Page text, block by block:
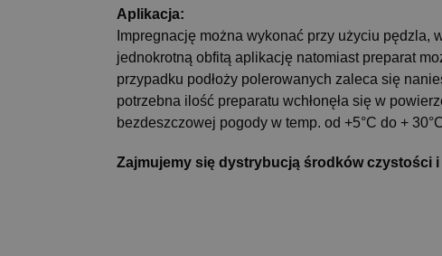
Aplikacja:
Impregnację można wykonać przy użyciu pędzla,
jednokrotną obfitą aplikację natomiast preparat
przypadku podłoży polerowanych zaleca się
potrzebna ilość preparatu wchłonęła się w
bezdeszczowej pogody w temp. od +5°C do +
Zajmujemy się dystrybucją środków czystości